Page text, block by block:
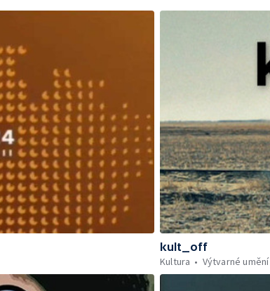
kult_off
Kultura
Výtvarné umění